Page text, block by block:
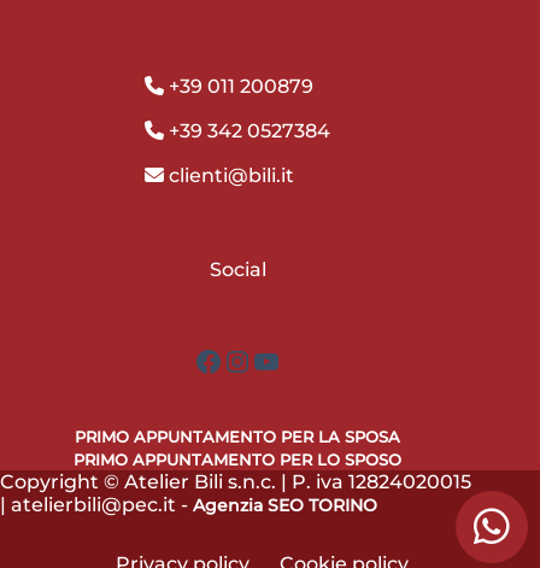
+39 011 200879
+39 342 0527384
clienti@bili.it
Social
Facebook
Instagram
YouTube
PRIMO APPUNTAMENTO PER LA SPOSA
PRIMO APPUNTAMENTO PER LO SPOSO
Copyright © Atelier Bili s.n.c. | P. iva 12824020015
| atelierbili@pec.it - Agenzia SEO TORINO